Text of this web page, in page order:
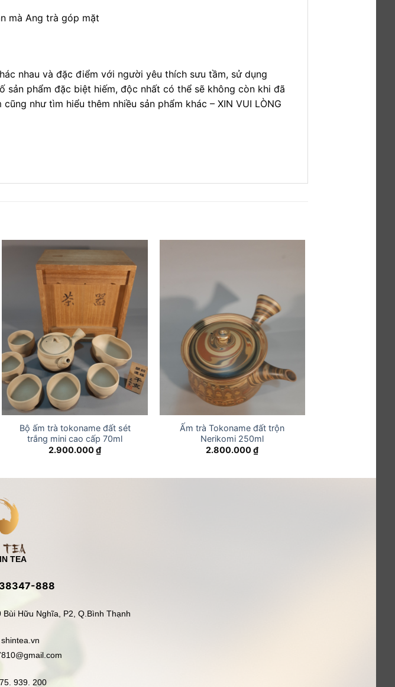
mà Ang trà góp mặt
nhau và đặc điểm với người yêu thích sưu tầm, sử dụng
phẩm đặc biệt hiếm, độc nhất có thể sẽ không còn khi đã
như tìm hiểu thêm nhiều sản phẩm khác – XIN VUI LÒNG
Bộ ấm trà tokoname đất sét
trắng mini cao cấp 70ml
2.900.000₫
Ấm trà Tokoname đất trộn
Nerikomi 250ml
2.800.000₫
TEA
888
Hữu Nghĩa, P2, Q.Bình Thạnh
939. 200